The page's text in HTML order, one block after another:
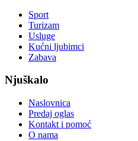
Sport
Turizam
Usluge
Kućni ljubimci
Zabava
Njuškalo
Naslovnica
Predaj oglas
Kontakt i pomoć
O nama